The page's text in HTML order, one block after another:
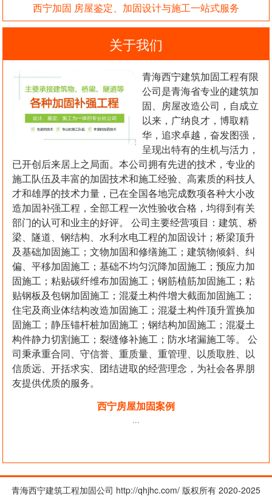
西宁加固 房屋鉴定、加固设计与施工一站式服务
关于我们
青海西宁建筑加固工程有限
公司是青海省专业的建筑加
固、房屋改造公司，自成立
以来，广纳良才，博取精
华，追求卓越，奋发图强，
呈现出特有的生机与活力，
已开创后来居上之局面。本公司拥有先进的技术，专业的
施工队伍及丰富的加固技术和施工经验、高素质的科技人
才和雄厚的技术力量，已在全国各地完成数项各种大小改
造加固补强工程，全部工程一次性验收合格，均得到有关
部门的认可和业主的好评。 公司主要经营项目：建筑、桥
梁、隧道、钢结构、水利水电工程的加固设计；桥梁顶升
及基础加固施工；文物加固和修缮施工；建筑物倾斜、纠
偏、平移加固施工；基础不均匀沉降加固施工；预应力加
固施工；粘贴碳纤维布加固施工；钢筋植筋加固施工；粘
贴钢板及包钢加固施工；混凝土构件增大截面加固施工；
住宅及商业体结构改造加固施工；混凝土构件顶升置换加
固施工；静压锚杆桩加固施工；钢结构加固施工；混凝土
构件静力切割施工；裂缝修补施工；防水堵漏施工等。 公
司秉承重合同、守信誉、重质量、重管理、以质取胜、以
信质远、开括求实、团结进取的经营理念，为社会各界朋
友提供优质的服务。
西宁房屋加固案例
...
青海西宁建筑工程加固公司 http://qhjhc.com/ 版权所有 2020-2025